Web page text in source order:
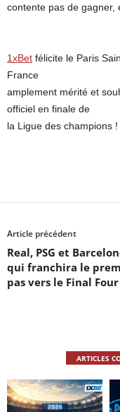
contente pas de gagner,
1xBet félicite le Paris
France
amplement mérité et
officiel en finale de
la Ligue des champions !
Article précédent
Real, PSG et
qui franchira le
pas vers le Final Four
ARTICLES